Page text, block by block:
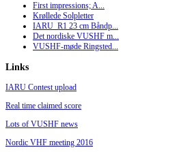
First impressions; A...
Krøllede Solpletter
IARU_R1 23 cm Båndp...
Det nordiske VUSHF m...
VUSHF-møde Ringsted...
Links
IARU Contest upload
Real time claimed score
Lots of VUSHF news
Nordic VHF meeting 2016